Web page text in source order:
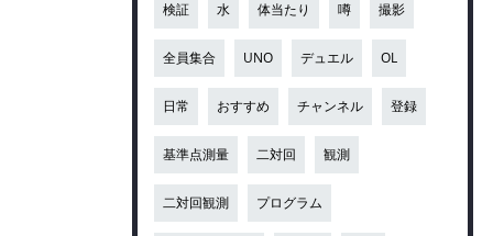
検証 水 体当たり 噂 撮影
全員集合 UNO デュエル OL
日常 おすすめ チャンネル 登録
基準点測量 二対回 観測
二対回観測 プログラム